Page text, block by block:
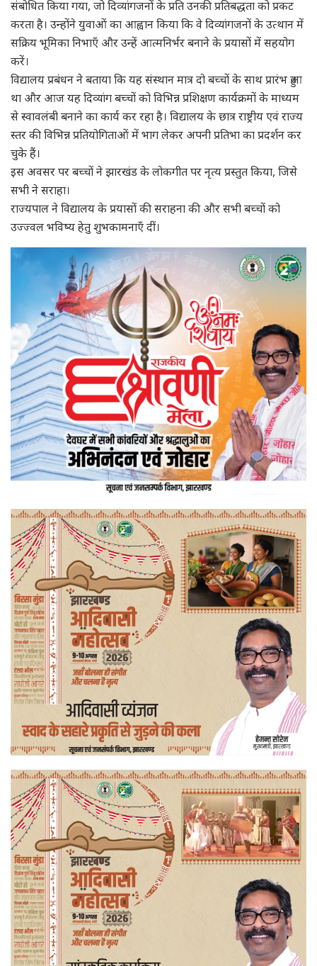
संबोधित किया गया, जो दिव्यांगजनों के प्रति उनकी प्रतिबद्धता को प्रकट
करता है। उन्होंने युवाओं का आह्वान किया कि वे दिव्यांगजनों के उत्थान में
सक्रिय भूमिका निभाएँ और उन्हें आत्मनिर्भर बनाने के प्रयासों में सहयोग
करें।
विद्यालय प्रबंधन ने बताया कि यह संस्थान मात्र दो बच्चों के साथ प्रारंभ हुआ
था और आज यह दिव्यांग बच्चों को विभिन्न प्रशिक्षण कार्यक्रमों के माध्यम
से स्वावलंबी बनाने का कार्य कर रहा है। विद्यालय के छात्र राष्ट्रीय एवं राज्य
स्तर की विभिन्न प्रतियोगिताओं में भाग लेकर अपनी प्रतिभा का प्रदर्शन कर
चुके हैं।
इस अवसर पर बच्चों ने झारखंड के लोकगीत पर नृत्य प्रस्तुत किया, जिसे
सभी ने सराहा।
राज्यपाल ने विद्यालय के प्रयासों की सराहना की और सभी बच्चों को
उज्ज्वल भविष्य हेतु शुभकामनाएँ दीं।